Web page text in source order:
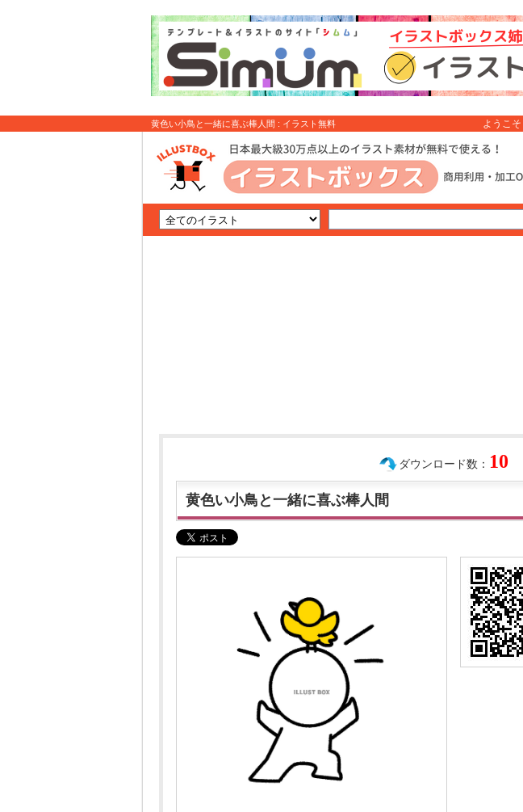
黄色い小鳥と一緒に喜ぶ棒人間 : イラスト無料 ようこそ
ダウンロード数： 10
黄色い小鳥と一緒に喜ぶ棒人間